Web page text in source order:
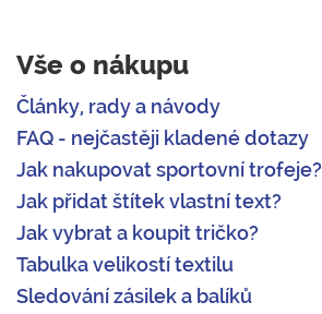
Vše o nákupu
Články, rady a návody
FAQ - nejčastěji kladené dotazy
Jak nakupovat sportovní trofeje?
Jak přidat štítek vlastní text?
Jak vybrat a koupit tričko?
Tabulka velikostí textilu
Sledování zásilek a balíků